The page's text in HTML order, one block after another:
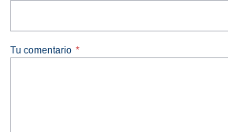
Tu comentario *